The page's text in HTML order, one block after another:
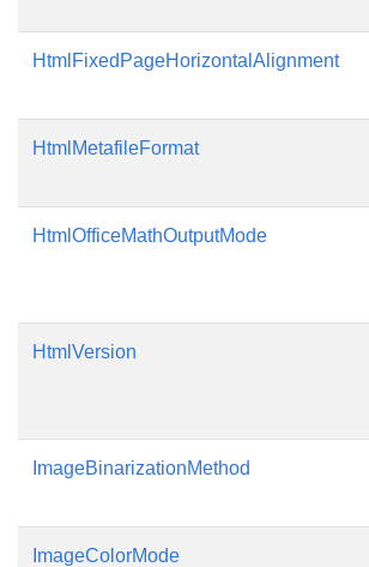
HtmlFixedPageHorizontalAlignment
HtmlMetafileFormat
HtmlOfficeMathOutputMode
HtmlVersion
ImageBinarizationMethod
ImageColorMode